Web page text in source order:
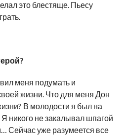
это блестяще. Пьесу
меня подумать и
жизни. Что для меня Дон
В молодости я был на
никого не закалывал шпагой
Сейчас уже разумеется все